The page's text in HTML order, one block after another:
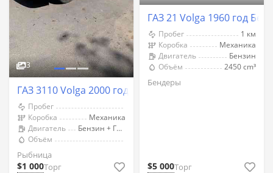
3
ГАЗ 3110 Volga 2000 год Рыбница
Пробег
Коробка
Механика
Двигатель
Бензин + Газ (Метан)
Объём
Рыбница
$1 000Торг
ГАЗ 21 Volga 1960 год
Пробег
1 км
Коробка
Механика
Двигатель
Бензин
Объём
2450 cm³
Бендеры
$5 000Торг